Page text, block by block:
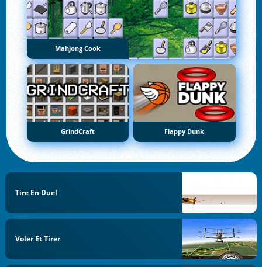
Mahjong Cook
GrindCraft Flappy Dunk
Tire En Duel
Voler Et Tirer